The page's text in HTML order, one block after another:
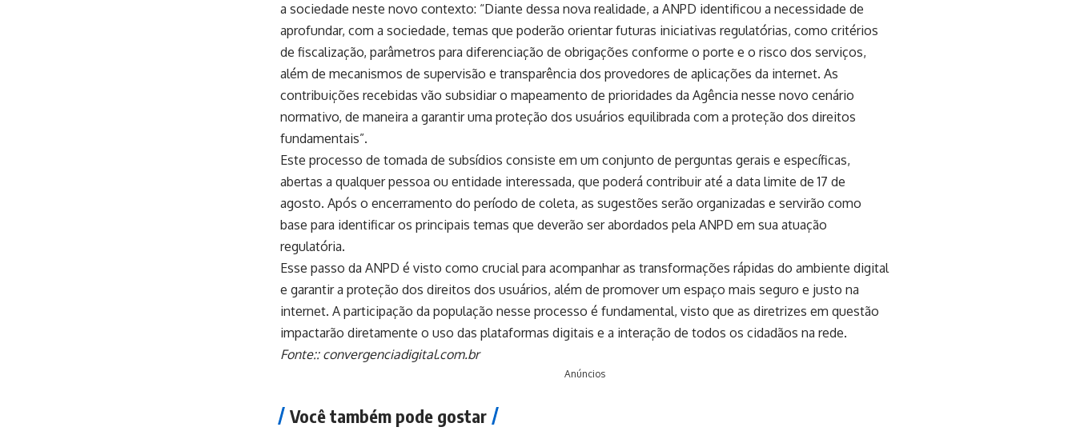
a sociedade neste novo contexto: “Diante dessa nova realidade, a ANPD identificou a necessidade de
aprofundar, com a sociedade, temas que poderão orientar futuras iniciativas regulatórias, como critérios
de fiscalização, parâmetros para diferenciação de obrigações conforme o porte e o risco dos serviços,
além de mecanismos de supervisão e transparência dos provedores de aplicações da internet. As
contribuições recebidas vão subsidiar o mapeamento de prioridades da Agência nesse novo cenário
normativo, de maneira a garantir uma proteção dos usuários equilibrada com a proteção dos direitos
fundamentais”.
Este processo de tomada de subsídios consiste em um conjunto de perguntas gerais e específicas,
abertas a qualquer pessoa ou entidade interessada, que poderá contribuir até a data limite de 17 de
agosto. Após o encerramento do período de coleta, as sugestões serão organizadas e servirão como
base para identificar os principais temas que deverão ser abordados pela ANPD em sua atuação
regulatória.
Esse passo da ANPD é visto como crucial para acompanhar as transformações rápidas do ambiente digital
e garantir a proteção dos direitos dos usuários, além de promover um espaço mais seguro e justo na
internet. A participação da população nesse processo é fundamental, visto que as diretrizes em questão
impactarão diretamente o uso das plataformas digitais e a interação de todos os cidadãos na rede.
Fonte:: convergenciadigital.com.br
Anúncios
Você também pode gostar